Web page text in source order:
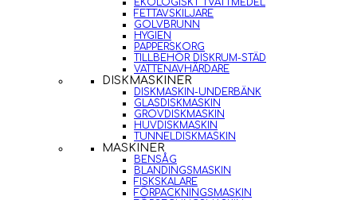
EKOLOGISKT TVÄTTMEDEL
FETTAVSKILJARE
GOLVBRUNN
HYGIEN
PAPPERSKORG
TILLBEHÖR DISKRUM-STÄD
VATTENAVHÄRDARE
DISKMASKINER
DISKMASKIN-UNDERBÄNK
GLASDISKMASKIN
GROVDISKMASKIN
HUVDISKMASKIN
TUNNELDISKMASKIN
MASKINER
BENSÅG
BLANDINGSMASKIN
FISKSKALARE
FÖRPACKNINGSMASKIN